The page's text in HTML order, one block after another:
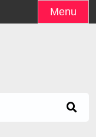
Menu